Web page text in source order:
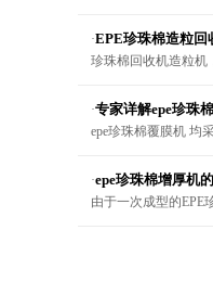
·EPE珍珠棉造粒回
珍珠棉回收机造粒机
·专家详解epe珍珠
epe珍珠棉覆膜机 均
·epe珍珠棉增厚机
由于一次成型的EPE